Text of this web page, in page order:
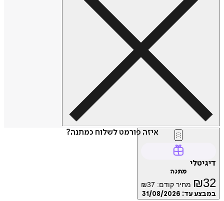
איזה פורמט לשלוח כמתנה?
דיגיטלי
מתנה
₪32 מחיר קודם: ₪37
במבצע עד: 31/08/2026